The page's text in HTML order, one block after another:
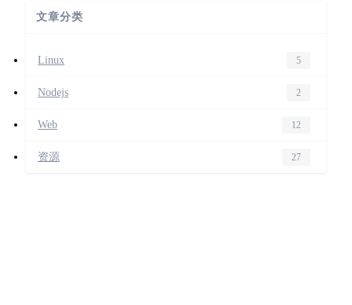
文章分类
Linux 5
Nodejs 2
Web 12
资源 27